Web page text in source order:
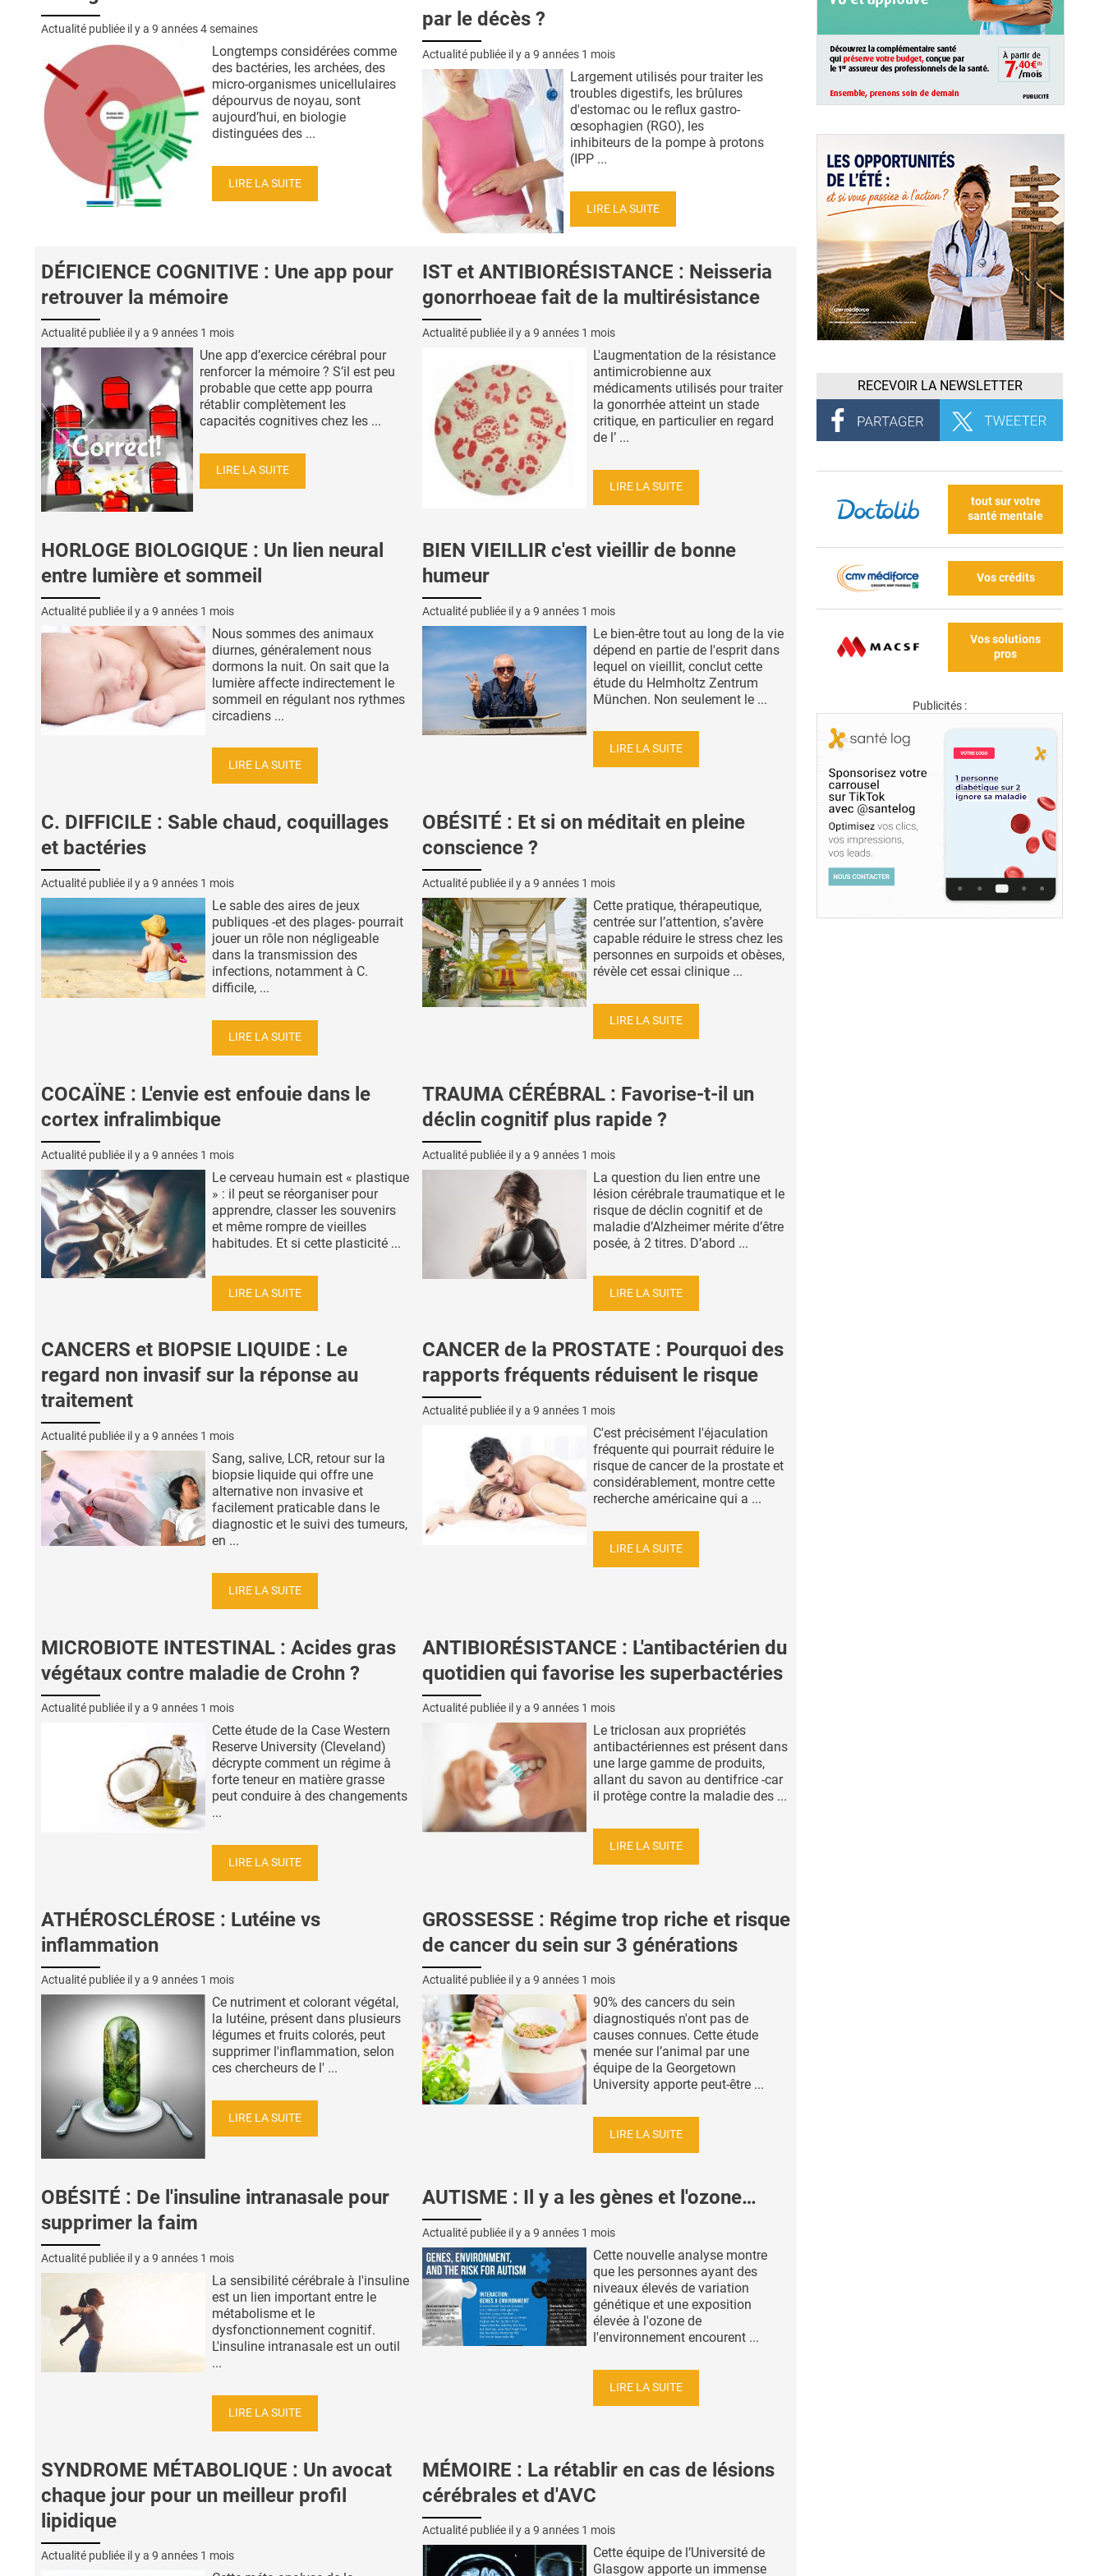
Actualité publiée il y a 9 années 4 semaines
Longtemps considérées comme
des bactéries, les archées, des
micro-organismes unicellulaires
dépourvus de noyau, sont
aujourd’hui, en biologie
distinguées des ...
LIRE LA SUITE
par le décès ?
Actualité publiée il y a 9 années 1 mois
Largement utilisés pour traiter les
troubles digestifs, les brûlures
d'estomac ou le reflux gastro-
œsophagien (RGO), les
inhibiteurs de la pompe à protons
(IPP ...
LIRE LA SUITE
DÉFICIENCE COGNITIVE : Une app pour
retrouver la mémoire
Actualité publiée il y a 9 années 1 mois
Une app d’exercice cérébral pour
renforcer la mémoire ? S’il est peu
probable que cette app pourra
rétablir complètement les
capacités cognitives chez les ...
LIRE LA SUITE
IST et ANTIBIORÉSISTANCE : Neisseria
gonorrhoeae fait de la multirésistance
Actualité publiée il y a 9 années 1 mois
L'augmentation de la résistance
antimicrobienne aux
médicaments utilisés pour traiter
la gonorrhée atteint un stade
critique, en particulier en regard
de l’ ...
LIRE LA SUITE
HORLOGE BIOLOGIQUE : Un lien neural
entre lumière et sommeil
Actualité publiée il y a 9 années 1 mois
Nous sommes des animaux
diurnes, généralement nous
dormons la nuit. On sait que la
lumière affecte indirectement le
sommeil en régulant nos rythmes
circadiens ...
LIRE LA SUITE
BIEN VIEILLIR c'est vieillir de bonne
humeur
Actualité publiée il y a 9 années 1 mois
Le bien-être tout au long de la vie
dépend en partie de l'esprit dans
lequel on vieillit, conclut cette
étude du Helmholtz Zentrum
München. Non seulement le ...
LIRE LA SUITE
C. DIFFICILE : Sable chaud, coquillages
et bactéries
Actualité publiée il y a 9 années 1 mois
Le sable des aires de jeux
publiques -et des plages- pourrait
jouer un rôle non négligeable
dans la transmission des
infections, notamment à C.
difficile, ...
LIRE LA SUITE
OBÉSITÉ : Et si on méditait en pleine
conscience ?
Actualité publiée il y a 9 années 1 mois
Cette pratique, thérapeutique,
centrée sur l’attention, s’avère
capable réduire le stress chez les
personnes en surpoids et obèses,
révèle cet essai clinique ...
LIRE LA SUITE
COCAÏNE : L'envie est enfouie dans le
cortex infralimbique
Actualité publiée il y a 9 années 1 mois
Le cerveau humain est « plastique
» : il peut se réorganiser pour
apprendre, classer les souvenirs
et même rompre de vieilles
habitudes. Et si cette plasticité ...
LIRE LA SUITE
TRAUMA CÉRÉBRAL : Favorise-t-il un
déclin cognitif plus rapide ?
Actualité publiée il y a 9 années 1 mois
La question du lien entre une
lésion cérébrale traumatique et le
risque de déclin cognitif et de
maladie d’Alzheimer mérite d’être
posée, à 2 titres. D’abord ...
LIRE LA SUITE
CANCERS et BIOPSIE LIQUIDE : Le
regard non invasif sur la réponse au
traitement
Actualité publiée il y a 9 années 1 mois
Sang, salive, LCR, retour sur la
biopsie liquide qui offre une
alternative non invasive et
facilement praticable dans le
diagnostic et le suivi des tumeurs,
en ...
LIRE LA SUITE
CANCER de la PROSTATE : Pourquoi des
rapports fréquents réduisent le risque
Actualité publiée il y a 9 années 1 mois
C'est précisément l'éjaculation
fréquente qui pourrait réduire le
risque de cancer de la prostate et
considérablement, montre cette
recherche américaine qui a ...
LIRE LA SUITE
MICROBIOTE INTESTINAL : Acides gras
végétaux contre maladie de Crohn ?
Actualité publiée il y a 9 années 1 mois
Cette étude de la Case Western
Reserve University (Cleveland)
décrypte comment un régime à
forte teneur en matière grasse
peut conduire à des changements
...
LIRE LA SUITE
ANTIBIORÉSISTANCE : L'antibactérien du
quotidien qui favorise les superbactéries
Actualité publiée il y a 9 années 1 mois
Le triclosan aux propriétés
antibactériennes est présent dans
une large gamme de produits,
allant du savon au dentifrice -car
il protège contre la maladie des ...
LIRE LA SUITE
ATHÉROSCLÉROSE : Lutéine vs
inflammation
Actualité publiée il y a 9 années 1 mois
Ce nutriment et colorant végétal,
la lutéine, présent dans plusieurs
légumes et fruits colorés, peut
supprimer l'inflammation, selon
ces chercheurs de l' ...
LIRE LA SUITE
GROSSESSE : Régime trop riche et risque
de cancer du sein sur 3 générations
Actualité publiée il y a 9 années 1 mois
90% des cancers du sein
diagnostiqués n'ont pas de
causes connues. Cette étude
menée sur l’animal par une
équipe de la Georgetown
University apporte peut-être ...
LIRE LA SUITE
OBÉSITÉ : De l'insuline intranasale pour
supprimer la faim
Actualité publiée il y a 9 années 1 mois
La sensibilité cérébrale à l'insuline
est un lien important entre le
métabolisme et le
dysfonctionnement cognitif.
L'insuline intranasale est un outil
...
LIRE LA SUITE
AUTISME : Il y a les gènes et l'ozone…
Actualité publiée il y a 9 années 1 mois
Cette nouvelle analyse montre
que les personnes ayant des
niveaux élevés de variation
génétique et une exposition
élevée à l'ozone de
l'environnement encourent ...
LIRE LA SUITE
SYNDROME MÉTABOLIQUE : Un avocat
chaque jour pour un meilleur profil
lipidique
Actualité publiée il y a 9 années 1 mois
MÉMOIRE : La rétablir en cas de lésions
cérébrales et d'AVC
Actualité publiée il y a 9 années 1 mois
Cette équipe de l’Université de
Glasgow apporte un immense
RECEVOIR LA NEWSLETTER
tout sur votre
santé mentale
Vos crédits
Vos solutions
pros
Publicités :